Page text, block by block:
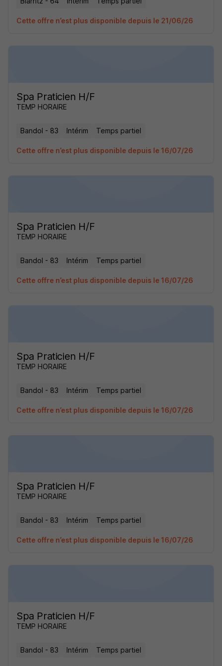
Cette offre n’est plus disponible depuis le 21/06/26
Spa Praticien H/F
TEMP HORAIRE
Bandol - 83 Intérim Temps partiel
Cette offre n’est plus disponible depuis le 16/07/26
Spa Praticien H/F
TEMP HORAIRE
Bandol - 83 Intérim Temps partiel
Cette offre n’est plus disponible depuis le 16/07/26
Spa Praticien H/F
TEMP HORAIRE
Bandol - 83 Intérim Temps partiel
Cette offre n’est plus disponible depuis le 16/07/26
Spa Praticien H/F
TEMP HORAIRE
Bandol - 83 Intérim Temps partiel
Cette offre n’est plus disponible depuis le 16/07/26
Spa Praticien H/F
TEMP HORAIRE
Bandol - 83 Intérim Temps partiel